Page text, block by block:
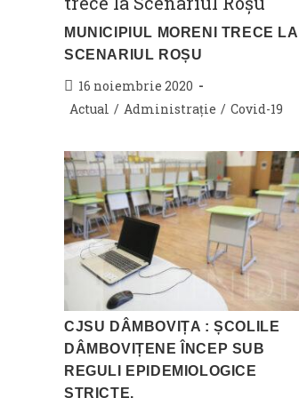
MUNICIPIUL MORENI TRECE LA
SCENARIUL ROȘU
Post
published:
16 noiembrie 2020
Post
Actual / Administrație / Covid-19
CJSU DÂMBOVIȚA : ȘCOLILE
DÂMBOVIȚENE ÎNCEP SUB
REGULI EPIDEMIOLOGICE
STRICTE.